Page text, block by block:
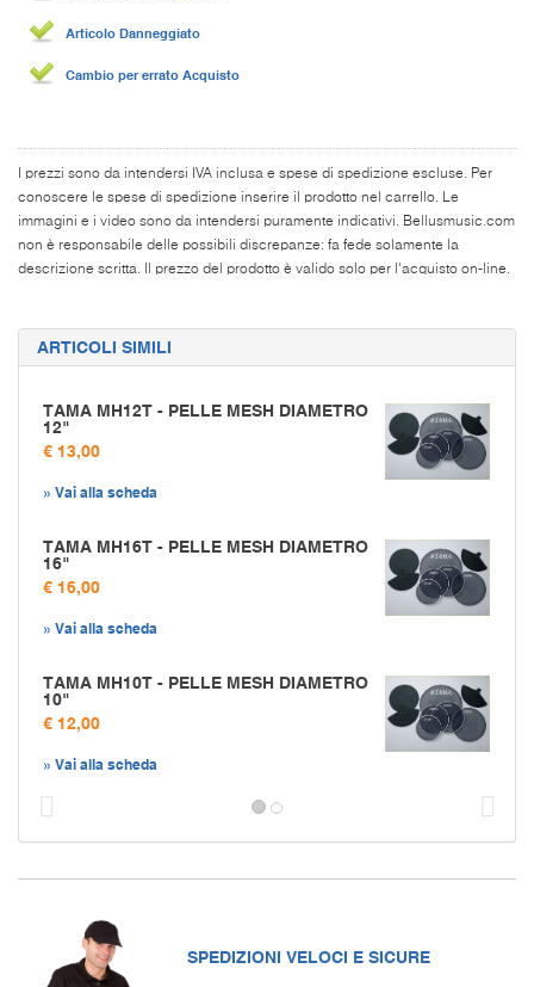
Articolo Danneggiato
Cambio per errato Acquisto
I prezzi sono da intendersi IVA inclusa e spese di spedizione escluse. Per
conoscere le spese di spedizione inserire il prodotto nel carrello. Le
immagini e i video sono da intendersi puramente indicativi. Bellusmusic.com
non è responsabile delle possibili discrepanze: fa fede solamente la
descrizione scritta. Il prezzo del prodotto è valido solo per l'acquisto on-line.
ARTICOLI SIMILI
TAMA MH12T - PELLE MESH DIAMETRO
12"
€ 13,00
» Vai alla scheda
TAMA MH16T - PELLE MESH DIAMETRO
16"
€ 16,00
» Vai alla scheda
TAMA MH10T - PELLE MESH DIAMETRO
10"
€ 12,00
» Vai alla scheda
SPEDIZIONI VELOCI E SICURE